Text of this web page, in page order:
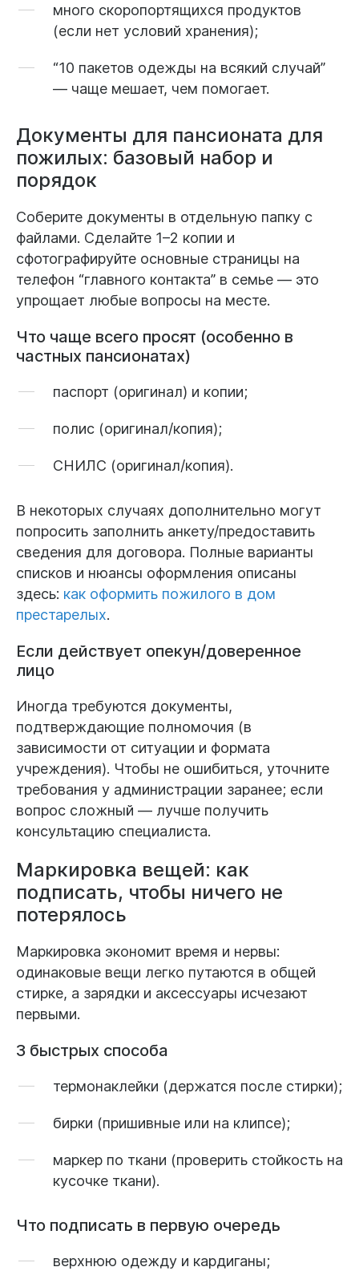
много скоропортящихся продуктов
(если нет условий хранения);
“10 пакетов одежды на всякий случай”
— чаще мешает, чем помогает.
Документы для пансионата для
пожилых: базовый набор и
порядок
Соберите документы в отдельную папку с
файлами. Сделайте 1–2 копии и
сфотографируйте основные страницы на
телефон “главного контакта” в семье — это
упрощает любые вопросы на месте.
Что чаще всего просят (особенно в
частных пансионатах)
паспорт (оригинал) и копии;
полис (оригинал/копия);
СНИЛС (оригинал/копия).
В некоторых случаях дополнительно могут
попросить заполнить анкету/предоставить
сведения для договора. Полные варианты
списков и нюансы оформления описаны
здесь: как оформить пожилого в дом
престарелых.
Если действует опекун/доверенное
лицо
Иногда требуются документы,
подтверждающие полномочия (в
зависимости от ситуации и формата
учреждения). Чтобы не ошибиться, уточните
требования у администрации заранее; если
вопрос сложный — лучше получить
консультацию специалиста.
Маркировка вещей: как
подписать, чтобы ничего не
потерялось
Маркировка экономит время и нервы:
одинаковые вещи легко путаются в общей
стирке, а зарядки и аксессуары исчезают
первыми.
3 быстрых способа
термонаклейки (держатся после стирки);
бирки (пришивные или на клипсе);
маркер по ткани (проверить стойкость на
кусочке ткани).
Что подписать в первую очередь
верхнюю одежду и кардиганы;